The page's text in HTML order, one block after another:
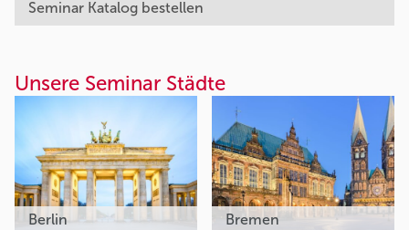
Seminar Katalog bestellen
Unsere Seminar Städte
Berlin Bremen